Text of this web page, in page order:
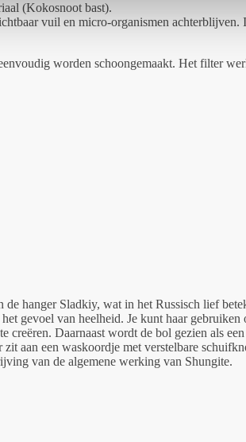
(Kokosnoot bast).
vuil en micro-organismen
worden schoongemaakt. Het filter
hanger Sladkiy, wat in het Russisch lief
gevoel van heelheid. Je kunt haar
Daarnaast wordt de bol gezien als
aan een waskoordje met verstelbare
van de algemene werking van Shungite.